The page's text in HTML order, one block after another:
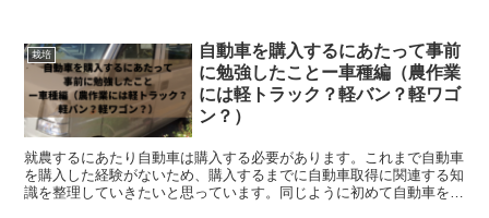
栽培
自動車を購入するにあたって事前
に勉強したことー車種編（農作業
には軽トラック？軽バン？軽ワゴ
ン？）
就農するにあたり自動車は購入する必要があります。これまで自動車
を購入した経験がないため、購入するまでに自動車取得に関連する知
識を整理していきたいと思っています。同じように初めて自動車を購